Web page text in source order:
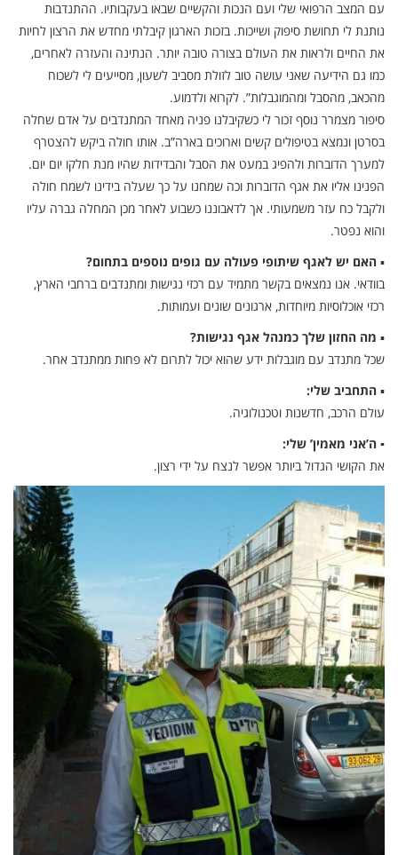
עם המצב הרפואי שלי ועם הנכות והקשיים שבאו בעקבותיו. ההתנדבות
נותנת לי תחושת סיפוק ושייכות. בזכות הארגון קיבלתי מחדש את הרצון לחיות
את החיים ולראות את העולם בצורה טובה יותר. הנתינה והעזרה לאחרים,
כמו גם הידיעה שאני עושה טוב לזולת מסביב לשעון, מסייעים לי לשכוח
מהכאב, מהסבל ומהמוגבלות”. לקרוא ולדמוע.
סיפור מצמרר נוסף זכור לי כשקיבלנו פניה מאחד המתנדבים על אדם שחלה
בסרטן ונמצא בטיפולים קשים וארוכים בארה”ב. אותו חולה ביקש להצטרף
למערך הדוברות ולהפיג במעט את הסבל והבדידות שהיו מנת חלקו יום יום.
הפנינו אליו את אגף הדוברות וכה שמחנו על כך שעלה בידינו לשמח חולה
ולקבל כח עזר משמעותי. אך לדאבוננו כשבוע לאחר מכן המחלה גברה עליו
והוא נפטר.
▪ האם יש לאגף שיתופי פעולה עם גופים נוספים בתחום?
בוודאי. אנו נמצאים בקשר מתמיד עם רכזי נגישות ומתנדבים ברחבי הארץ,
רכזי אוכלוסיות מיוחדות, ארגונים שונים ועמותות.
▪ מה החזון שלך כמנהל אגף נגישות?
שכל מתנדב עם מוגבלות ידע שהוא יכול לתרום לא פחות ממתנדב אחר.
▪ התחביב שלי:
עולם הרכב, חדשנות וטכנולוגיה.
▪ ה’אני מאמין’ שלי:
את הקושי הגדול ביותר אפשר לנצח על ידי רצון.